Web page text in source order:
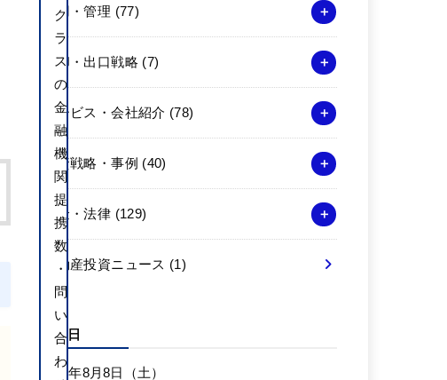
運用・管理 (77)
売却・出口戦略 (7)
サービス・会社紹介 (78)
投資戦略・事例 (40)
税金・法律 (129)
不動産投資ニュース (1)
更新日
2026年8月8日（土）
ク
ラ
ス
の
金
融
機
関
提
携
数
・
問
い
合
わ